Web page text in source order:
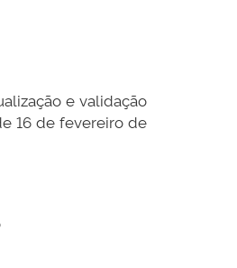
e validação
16 de fevereiro de